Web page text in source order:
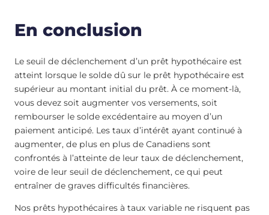
En conclusion
Le seuil de déclenchement d’un prêt hypothécaire est
atteint lorsque le solde dû sur le prêt hypothécaire est
supérieur au montant initial du prêt. À ce moment-là,
vous devez soit augmenter vos versements, soit
rembourser le solde excédentaire au moyen d’un
paiement anticipé. Les taux d’intérêt ayant continué à
augmenter, de plus en plus de Canadiens sont
confrontés à l’atteinte de leur taux de déclenchement,
voire de leur seuil de déclenchement, ce qui peut
entraîner de graves difficultés financières.
Nos prêts hypothécaires à taux variable ne risquent pas